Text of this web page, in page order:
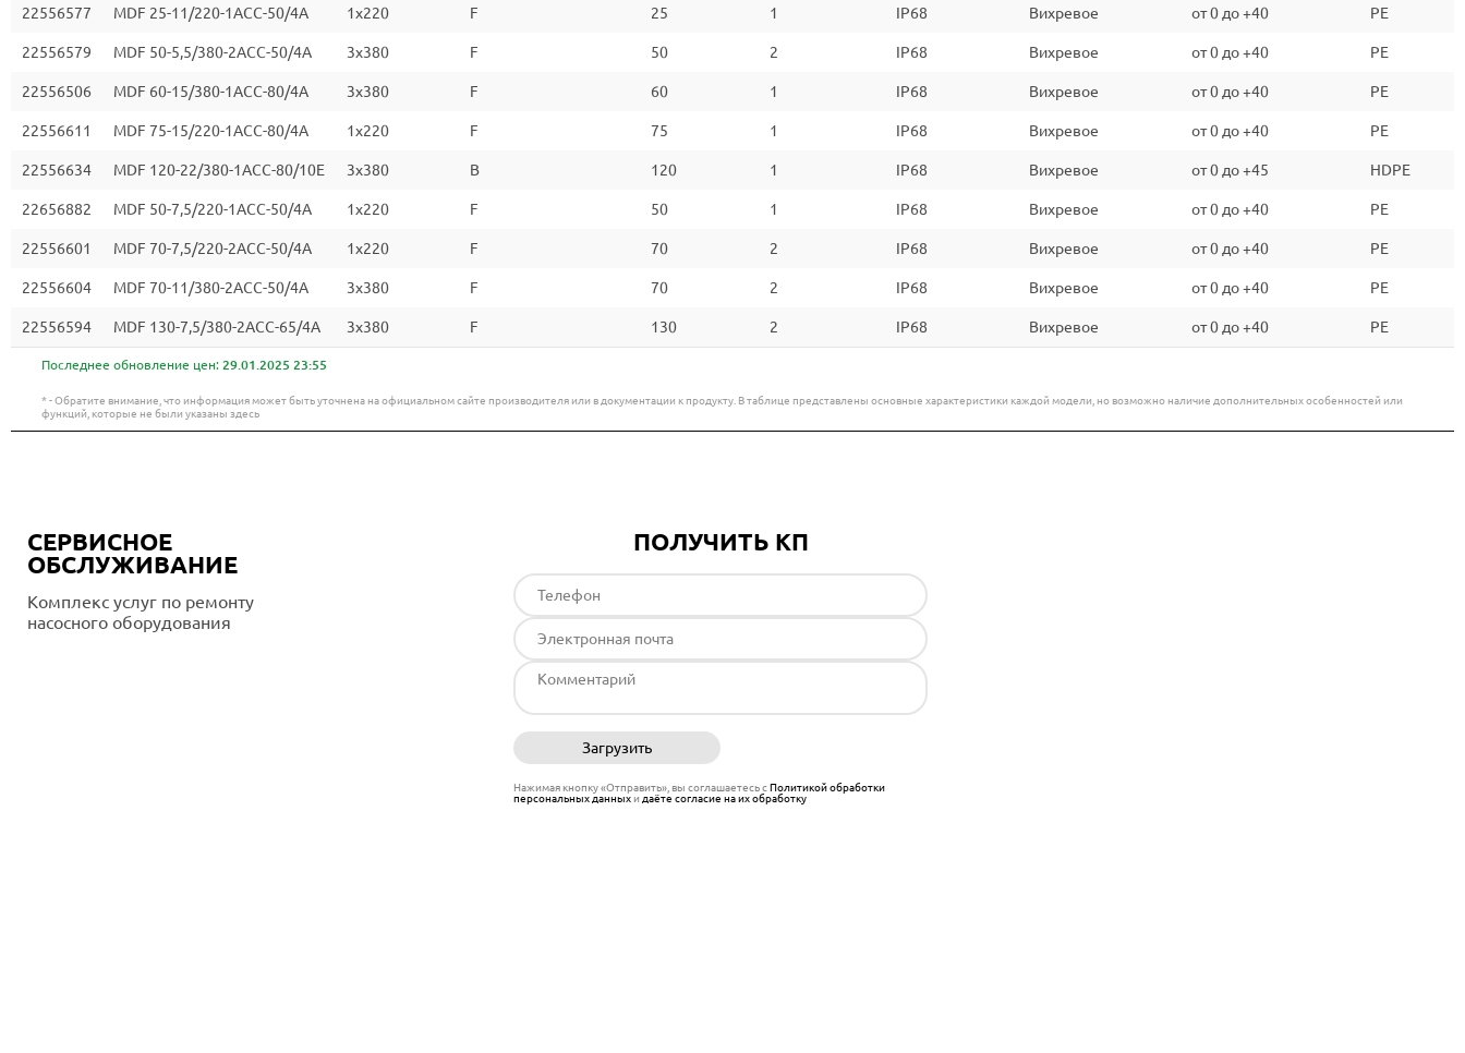
22556577 MDF 25-11/220-1ACC-50/4A 1x220 F 25 1 IP68 Вихревое от 0 до +40 PE
22556579 MDF 50-5,5/380-2ACC-50/4A 3х380 F 50 2 IP68 Вихревое от 0 до +40 PE
22556506 MDF 60-15/380-1ACC-80/4A 3х380 F 60 1 IP68 Вихревое от 0 до +40 PE
22556611 MDF 75-15/220-1ACC-80/4A 1x220 F 75 1 IP68 Вихревое от 0 до +40 PE
22556634 MDF 120-22/380-1ACC-80/10E 3х380 B 120 1 IP68 Вихревое от 0 до +45 HDPE
22656882 MDF 50-7,5/220-1ACC-50/4A 1x220 F 50 1 IP68 Вихревое от 0 до +40 PE
22556601 MDF 70-7,5/220-2ACC-50/4A 1x220 F 70 2 IP68 Вихревое от 0 до +40 PE
22556604 MDF 70-11/380-2ACC-50/4A 3х380 F 70 2 IP68 Вихревое от 0 до +40 PE
22556594 MDF 130-7,5/380-2ACC-65/4A 3х380 F 130 2 IP68 Вихревое от 0 до +40 PE
Последнее обновление цен: 29.01.2025 23:55
* - Обратите внимание, что информация может быть уточнена на официальном сайте производителя или в документации к продукту. В таблице представлены основные характеристики каждой модели, но возможно наличие дополнительных особенностей или
функций, которые не были указаны здесь
СЕРВИСНОЕ
ОБСЛУЖИВАНИЕ
Комплекс услуг по ремонту
насосного оборудования
ПОЛУЧИТЬ КП
Загрузить
Нажимая кнопку «Отправить», вы соглашаетесь сПолитикой обработки
персональных данныхи даёте согласие на их обработку